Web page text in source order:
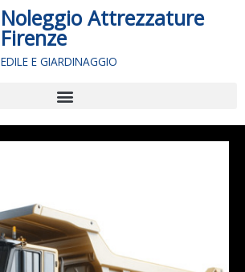
Noleggio Attrezzature
Firenze
EDILE E GIARDINAGGIO
Menu